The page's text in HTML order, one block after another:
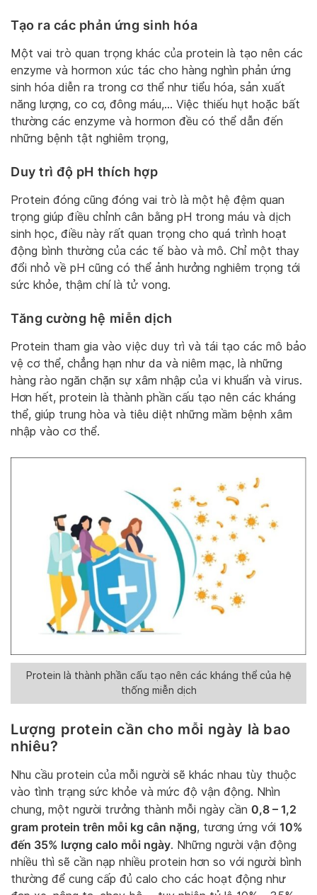
Tạo ra các phản ứng sinh hóa
Một vai trò quan trọng khác của protein là tạo nên các
enzyme và hormon xúc tác cho hàng nghìn phản ứng
sinh hóa diễn ra trong cơ thể như tiểu hóa, sản xuất
năng lượng, co cơ, đông máu,… Việc thiếu hụt hoặc bất
thường các enzyme và hormon đều có thể dẫn đến
những bệnh tật nghiêm trọng,
Duy trì độ pH thích hợp
Protein đóng cũng đóng vai trò là một hệ đệm quan
trọng giúp điều chỉnh cân bằng pH trong máu và dịch
sinh học, điều này rất quan trọng cho quá trình hoạt
động bình thường của các tế bào và mô. Chỉ một thay
đổi nhỏ về pH cũng có thể ảnh hưởng nghiêm trọng tới
sức khỏe, thậm chí là tử vong.
Tăng cường hệ miễn dịch
Protein tham gia vào việc duy trì và tái tạo các mô bảo
vệ cơ thể, chẳng hạn như da và niêm mạc, là những
hàng rào ngăn chặn sự xâm nhập của vi khuẩn và virus.
Hơn hết, protein là thành phần cấu tạo nên các kháng
thể, giúp trung hòa và tiêu diệt những mầm bệnh xâm
nhập vào cơ thể.
Protein là thành phần cấu tạo nên các kháng thể của hệ
thống miễn dịch
Lượng protein cần cho mỗi ngày là bao
nhiêu?
Nhu cầu protein của mỗi người sẽ khác nhau tùy thuộc
vào tình trạng sức khỏe và mức độ vận động. Nhìn
chung, một người trưởng thành mỗi ngày cần 0,8 – 1,2
gram protein trên mỗi kg cân nặng, tương ứng với 10%
đến 35% lượng calo mỗi ngày. Những người vận động
nhiều thì sẽ cần nạp nhiều protein hơn so với người bình
thường để cung cấp đủ calo cho các hoạt động như